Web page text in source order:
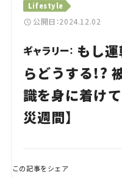
Lifestyle
公開日：2024.12.02
ギャラリー： もし
らどうする!?
識を身に着け
災週間】
この記事をシェア
Cars
Lifestyle
Traffic
Special
Campaign